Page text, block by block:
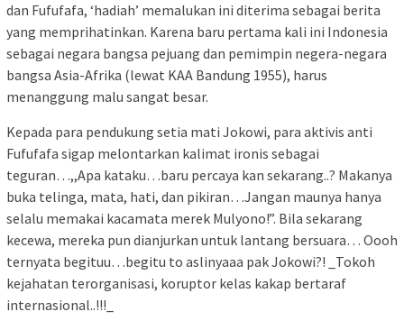
dan Fufufafa, ‘hadiah’ memalukan ini diterima sebagai berita
yang memprihatinkan. Karena baru pertama kali ini Indonesia
sebagai negara bangsa pejuang dan pemimpin negera-negara
bangsa Asia-Afrika (lewat KAA Bandung 1955), harus
menanggung malu sangat besar.
Kepada para pendukung setia mati Jokowi, para aktivis anti
Fufufafa sigap melontarkan kalimat ironis sebagai
teguran…,,Apa kataku…baru percaya kan sekarang..? Makanya
buka telinga, mata, hati, dan pikiran…Jangan maunya hanya
selalu memakai kacamata merek Mulyono!”. Bila sekarang
kecewa, mereka pun dianjurkan untuk lantang bersuara… Oooh
ternyata begituu…begitu to aslinyaaa pak Jokowi?! _Tokoh
kejahatan terorganisasi, koruptor kelas kakap bertaraf
internasional..!!!_